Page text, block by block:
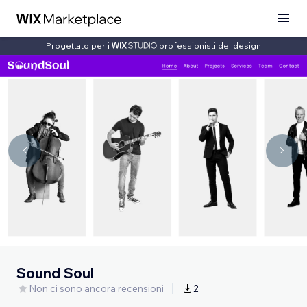
Progettato per i professionisti del design
Sound Soul
Non ci sono ancora recensioni 2